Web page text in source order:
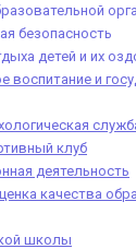
безопасность
детей и их
воспитание и
клуб
деятельность
качества
школы